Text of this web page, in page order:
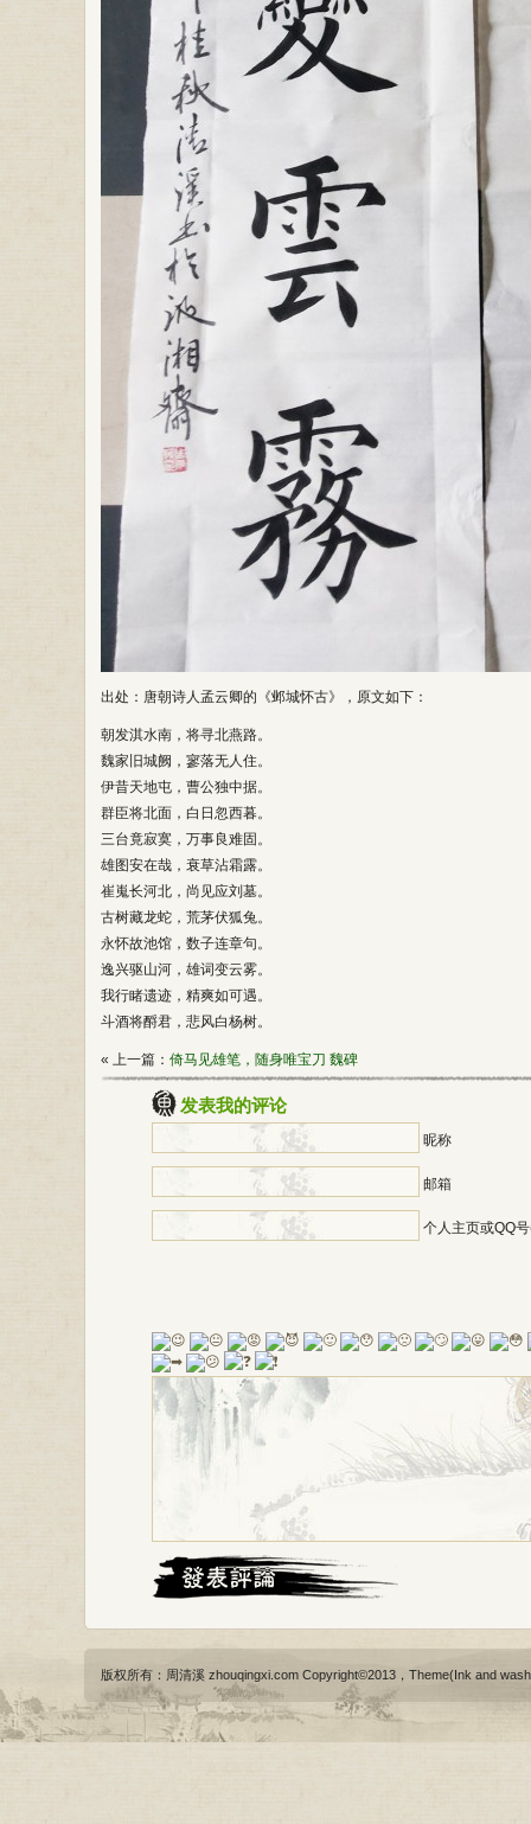
出处：唐朝诗人孟云卿的《邺城怀古》，原文如下：
朝发淇水南，将寻北燕路。
魏家旧城阙，寥落无人住。
伊昔天地屯，曹公独中据。
群臣将北面，白日忽西暮。
三台竟寂寞，万事良难固。
雄图安在哉，衰草沾霜露。
崔嵬长河北，尚见应刘墓。
古树藏龙蛇，荒茅伏狐兔。
永怀故池馆，数子连章句。
逸兴驱山河，雄词变云雾。
我行睹遗迹，精爽如可遇。
斗酒将酹君，悲风白杨树。
« 上一篇： 倚马见雄笔，随身唯宝刀 魏碑
发表我的评论
昵称
邮箱
个人主页或QQ
版权所有：周清溪 zhouqingxi.com Copyright©2013，Theme(Ink and